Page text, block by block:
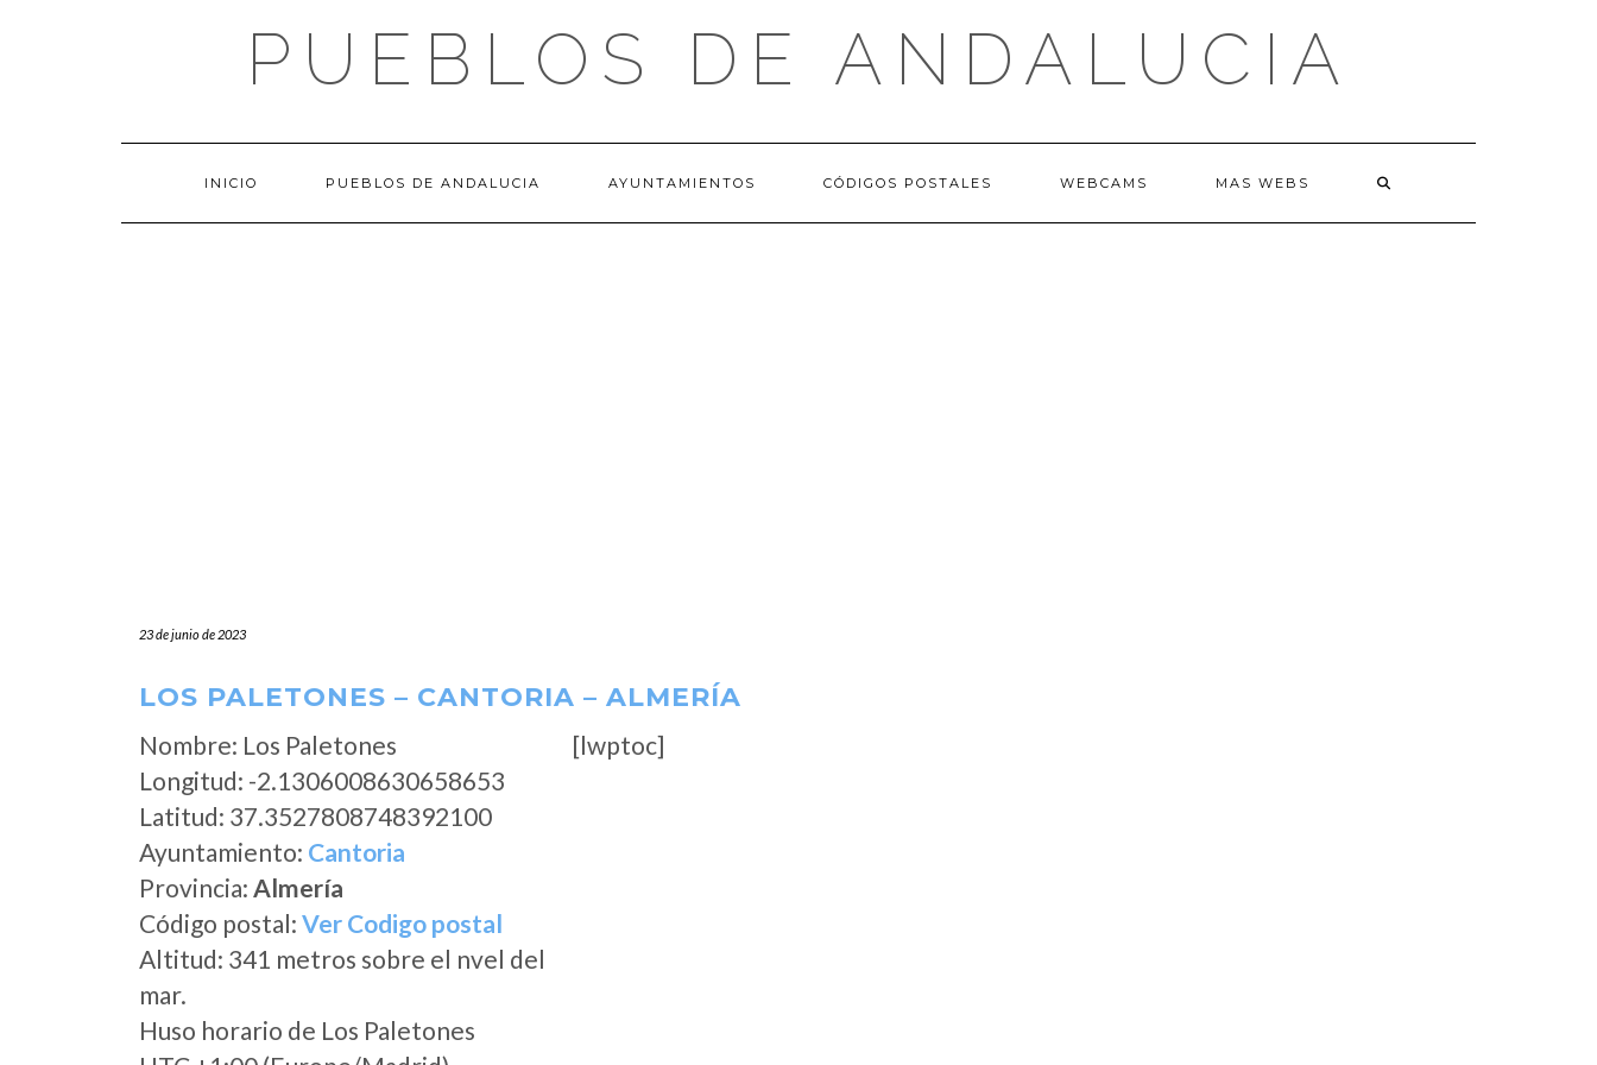
PUEBLOS DE ANDALUCIA
INICIO PUEBLOS DE ANDALUCIA AYUNTAMIENTOS CÓDIGOS POSTALES WEBCAMS MAS WEBS
23 de junio de 2023
LOS PALETONES – CANTORIA – ALMERÍA
Nombre: Los Paletones
Longitud: -2.1306008630658653
Latitud: 37.3527808748392100
Ayuntamiento: Cantoria
Provincia: Almería
Código postal: Ver Codigo postal
Altitud: 341 metros sobre el nvel del
mar.
Huso horario de Los Paletones
[lwptoc]